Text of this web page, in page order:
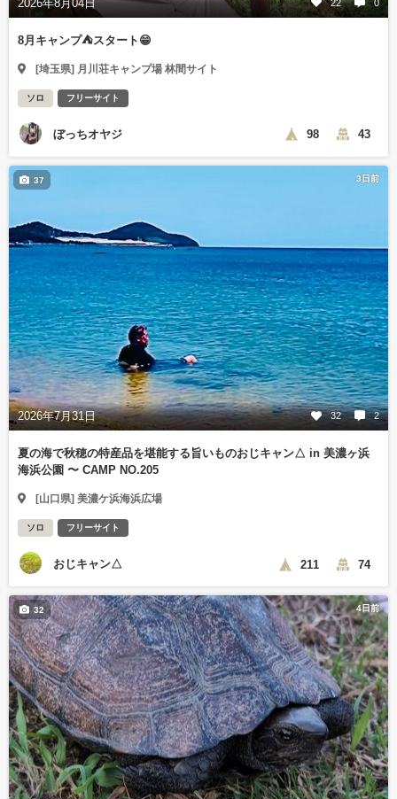
2026年8月04日 22 0
8月キャンプ⛺️スタート😁
[埼玉県] 月川荘キャンプ場 林間サイト
ソロ フリーサイト
ぼっちオヤジ 98 43
3日前
2026年7月31日 32 2
37
夏の海で秋穂の特産品を堪能する旨いものおじキャン△ in 美濃ヶ浜
海浜公園 〜 CAMP NO.205
[山口県] 美濃ケ浜海浜広場
ソロ フリーサイト
おじキャン△ 211 74
4日前
32